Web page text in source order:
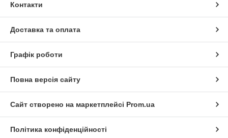
Контакти
Доставка та оплата
Графік роботи
Повна версія сайту
Сайт створено на маркетплейсі Prom.ua
Політика конфіденційності